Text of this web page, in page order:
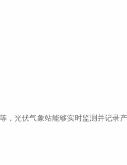
光伏气象站能够实时监测并记录